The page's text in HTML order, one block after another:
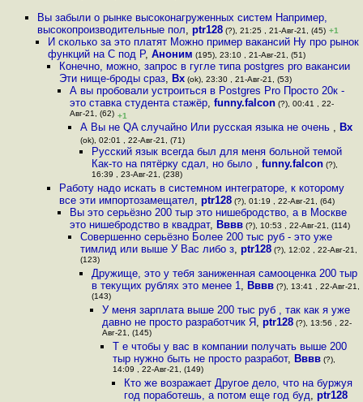
Вы забыли о рынке высоконагруженных систем Например,
высокопроизводительные пол, ptr128(?), 21:25 , 21-Авг-21, (45) +1
И сколько за это платят Можно пример вакансий Ну про рынок
функций на С под P,Аноним (195), 23:10 , 21-Авг-21, (51)
Конечно, можно, запрос в гугле типа postgres pro вакансии
Эти нище-броды сраз, Bx(ok), 23:30 , 21-Авг-21, (53)
А вы пробовали устроиться в Postgres Pro Просто 20к -
это ставка студента стажёр, funny.falcon(?), 00:41 , 22-
Авг-21, (62) +1
А Вы не QA случайно Или русская языка не очень , Bx
(ok), 02:01 , 22-Авг-21, (71)
Русский язык всегда был для меня больной темой
Как-то на пятёрку сдал, но было , funny.falcon(?),
16:39 , 23-Авг-21, (238)
Работу надо искать в системном интеграторе, к которому
все эти импортозамещател, ptr128(?), 01:19 , 22-Авг-21, (64)
Вы это серьёзно 200 тыр это нишебродство, а в Москве
это нишебродство в квадрат, Вввв(?), 10:53 , 22-Авг-21, (114)
Совершенно серьёзно Более 200 тыс руб - это уже
тимлид или выше У Вас либо з,ptr128 (?), 12:02 , 22-Авг-21,
(123)
Дружище, это у тебя заниженная самооценка 200 тыр
в текущих рублях это менее 1, Вввв(?), 13:41 , 22-Авг-21,
(143)
У меня зарплата выше 200 тыс руб , так как я уже
давно не просто разработчик Я, ptr128(?), 13:56 , 22-
Авг-21, (145)
Т е чтобы у вас в компании получать выше 200
тыр нужно быть не просто разработ, Вввв (?),
14:09 , 22-Авг-21, (149)
Кто же возражает Другое дело, что на буржуя
год поработешь, а потом еще год буд, ptr128